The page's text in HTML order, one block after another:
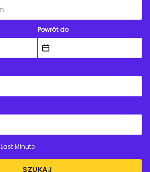
Powrót do
SZUKAJ
Last Minute